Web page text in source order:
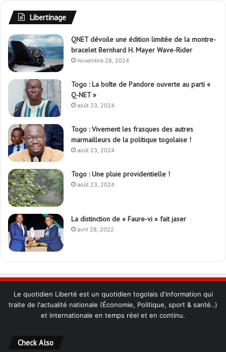
Libertinage
QNET dévoile une édition limitée de la montre-
bracelet Bernhard H. Mayer Wave-Rider
novembre 28, 2024
Togo : La boîte de Pandore ouverte au parti «
Q-NET »
août 23, 2024
Togo : Vivement les frasques des autres
marmailleurs de la politique togolaise !
août 23, 2024
Togo : Une pluie providentielle !
août 23, 2024
La distinction de « Faure-vi » fait jaser
avril 28, 2022
Le quotidien Liberté est un quotidien togolais d'information qui
traite de l'actualité nationale (Économie, Politique, sport & santé..)
et internationale en temps réel et en continu.
Check Also